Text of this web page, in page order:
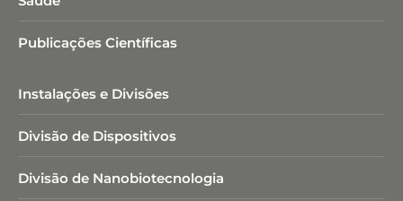
Publicações Científicas
Instalações e Divisões
Divisão de Dispositivos
Divisão de Nanobiotecnologia​